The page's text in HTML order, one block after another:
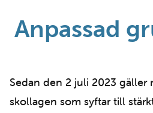
Anpassad
Sedan den 2 juli 2023 gäller
skollagen som syftar till